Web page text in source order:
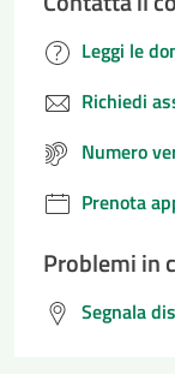
Leggi le
Richiedi
Numero
Prenota
Problemi in
Segnala